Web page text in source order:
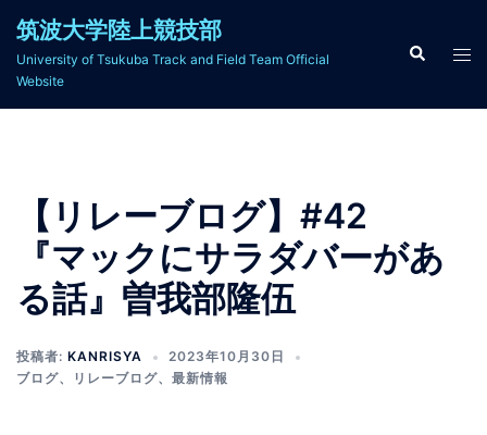
筑波大学陸上競技部
University of Tsukuba Track and Field Team Official
Website
検
索
ト
ル
【リレーブログ】#42
『マックにサラダバーがあ
る話』曽我部隆伍
投稿者: KANRISYA
2023年10月30日
ブログ、 リレーブログ、 最新情報